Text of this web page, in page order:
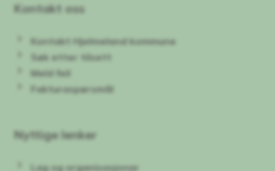
Kontakt oss
Kontakt Hjelmeland kommune
Søk etter tilsett
Meld feil
Fakturaspørsmål
Nyttige lenker
Lag og organisasjonar